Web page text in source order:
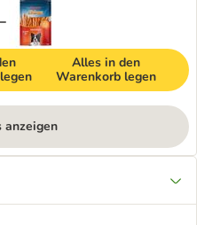
Alles in den
Warenkorb legen
anzeigen